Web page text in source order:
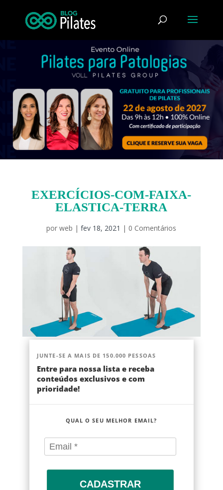
EXERCÍCIOS-COM-FAIXA-
ELASTICA-TERRA
porweb |fev 18, 2021 | 0 Comentários
JUNTE-SE A MAIS DE 150.000 PESSOAS
Entre para nossa lista e receba
conteúdos exclusivos e com
prioridade!
QUAL O SEU MELHOR EMAIL?
CADASTRAR